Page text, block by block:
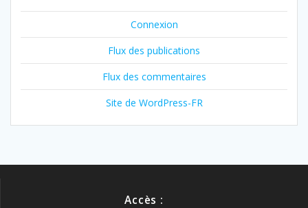
Connexion
Flux des publications
Flux des commentaires
Site de WordPress-FR
Accès :